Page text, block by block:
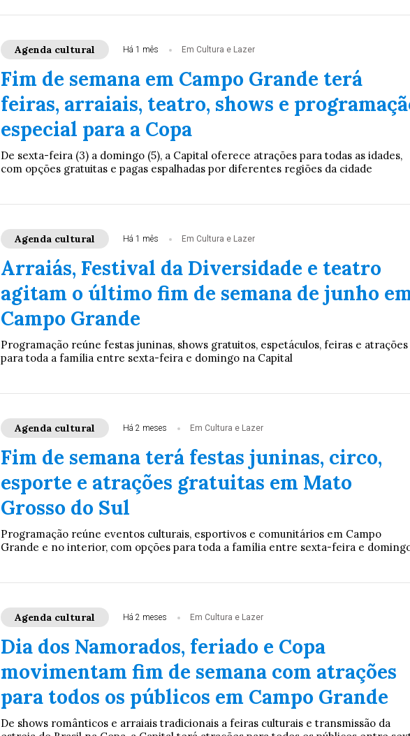
Agenda cultural Há 1 mês Em Cultura e Lazer
Fim de semana em Campo Grande terá
feiras, arraiais, teatro, shows e
especial para a Copa
De sexta-feira (3) a domingo (5), a Capital oferece atrações para todas as idades,
com opções gratuitas e pagas espalhadas por diferentes regiões da cidade
Agenda cultural Há 1 mês Em Cultura e Lazer
Arraiás, Festival da Diversidade e teatro
agitam o último fim de semana de junho
Campo Grande
Programação reúne festas juninas, shows gratuitos, espetáculos, feiras e atrações
para toda a família entre sexta-feira e domingo na Capital
Agenda cultural Há 2 meses Em Cultura e Lazer
Fim de semana terá festas juninas, circo,
esporte e atrações gratuitas em Mato
Grosso do Sul
Programação reúne eventos culturais, esportivos e comunitários em Campo
Grande e no interior, com opções para toda a família entre sexta-feira e
Agenda cultural Há 2 meses Em Cultura e Lazer
Dia dos Namorados, feriado e Copa
movimentam fim de semana com atrações
para todos os públicos em Campo Grande
De shows românticos e arraiais tradicionais a feiras culturais e transmissão da